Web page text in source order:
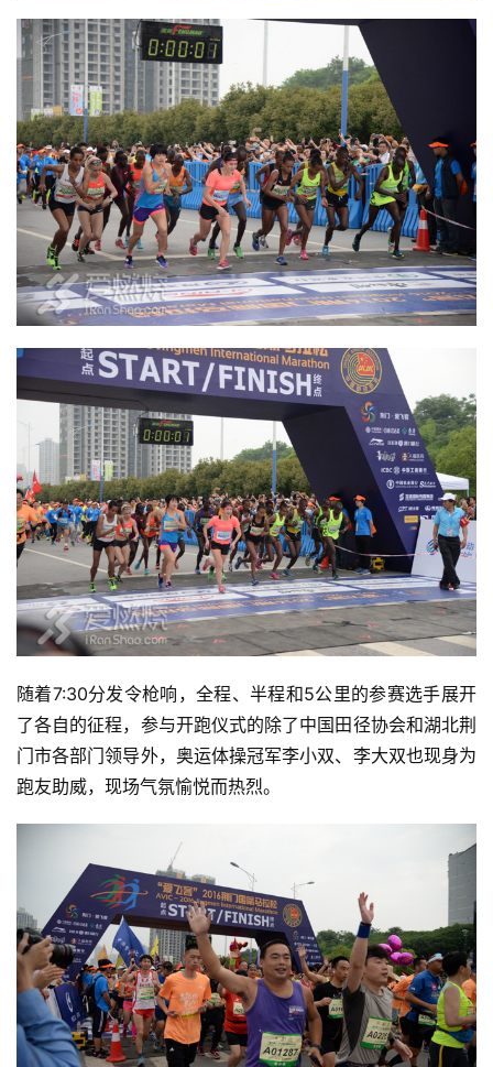
比
赛
装
备
训
练
随着7:30分发令枪响，全程、半程和5公里的参赛选手展开
了各自的征程，参与开跑仪式的除了中国田径协会和湖北荆
门市各部门领导外，奥运体操冠军李小双、李大双也现身为
跑友助威，现场气氛愉悦而热烈。